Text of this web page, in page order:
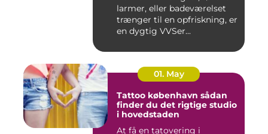
larmer, eller badeværelset
trænger til en opfriskning, er
en dygtig VVSer...
01. May
Tattoo københavn sådan
finder du det rigtige studio
i hovedstaden
At få en tatovering i